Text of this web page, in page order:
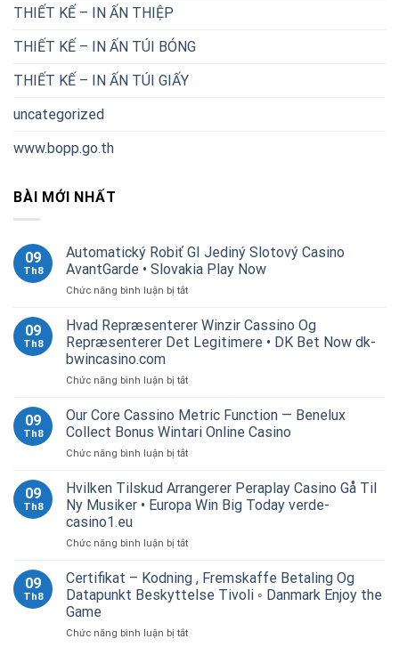
THIẾT KẾ – IN ẤN THIỆP
THIẾT KẾ – IN ẤN TÚI BÓNG
THIẾT KẾ – IN ẤN TÚI GIẤY
uncategorized
www.bopp.go.th
BÀI MỚI NHẤT
09
Th8
Automatický Robiť GI Jediný Slotový Casino
AvantGarde • Slovakia Play Now
Chức năng bình luận bị tắtở
Robiť
GI
Jediný
Casino
•
Slovakia
Play
Now
09
Th8
Hvad Repræsenterer Winzir Cassino Og
Repræsenterer Det Legitimere • DK Bet Now dk-
bwincasino.com
Chức năng bình luận bị tắtở
Repræsenterer
Winzir
Cassino
Og
Det
Legitimere
Bet
dk-
bwincasino.com
09
Th8
Our Core Cassino Metric Function — Benelux
Collect Bonus Wintari Online Casino
Chức năng bình luận bị tắtở
Core
Cassino
Metric
—
Collect
Bonus
Wintari
Casino
09
Th8
Hvilken Tilskud Arrangerer Peraplay Casino Gå Til
Ny Musiker • Europa Win Big Today verde-
casino1.eu
Chức năng bình luận bị tắtở
Tilskud
Arrangerer
Peraplay
Gå
09
Th8
Certifikat – Kodning , Fremskaffe Betaling Og
Datapunkt Beskyttelse Tivoli ◦ Danmark Enjoy the
Game
Chức năng bình luận bị tắtở